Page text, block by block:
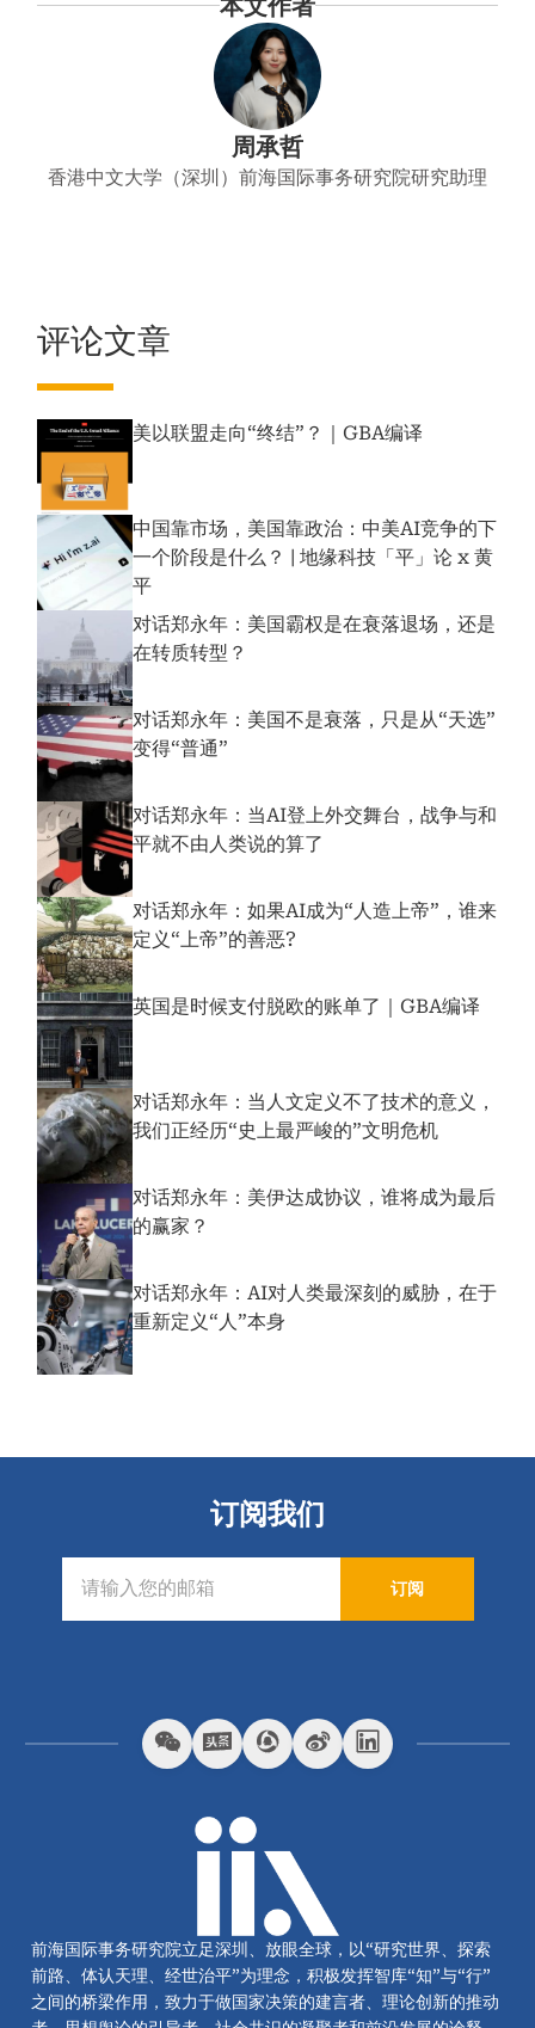
周承哲
香港中文大学（深圳）前海国际事务研究院研究助理
评论文章
美以联盟走向“终结”？｜GBA编译
中国靠市场，美国靠政治：中美AI竞争的下
一个阶段是什么？ | 地缘科技「平」论 x 黄
平
对话郑永年：美国霸权是在衰落退场，还是
在转质转型？
对话郑永年：美国不是衰落，只是从“天选”
变得“普通”
对话郑永年：当AI登上外交舞台，战争与和
平就不由人类说的算了
对话郑永年：如果AI成为“人造上帝”，谁来
定义“上帝”的善恶?
英国是时候支付脱欧的账单了｜GBA编译
对话郑永年：当人文定义不了技术的意义，
我们正经历“史上最严峻的”文明危机
对话郑永年：美伊达成协议，谁将成为最后
的赢家？
对话郑永年：AI对人类最深刻的威胁，在于
重新定义“人”本身
订阅我们
订阅
前海国际事务研究院立足深圳、放眼全球，以“研究世界、探索
前路、体认天理、经世治平”为理念，积极发挥智库“知”与“行”
之间的桥梁作用，致力于做国家决策的建言者、理论创新的推动